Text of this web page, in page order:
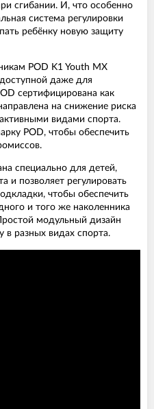
сгибании. И, что особенно
система регулировки
ребёнку новую защиту
POD K1 Youth MX
даже для
сертифицирована как
на снижение риска
видами спорта.
POD, чтобы обеспечить
специально для детей,
и позволяет регулировать
чтобы обеспечить
и того же наколенника
модульный дизайн
в разных видах спорта.